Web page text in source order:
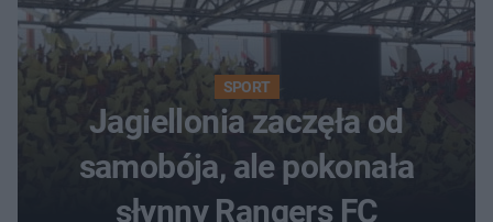
SPORT
Jagiellonia zaczęła od
samobója, ale pokonała
słynny Rangers FC